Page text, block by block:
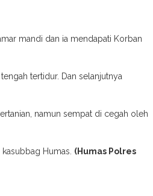
mandi dan ia mendapati Korban
tertidur. Dan selanjutnya
namun sempat di cegah oleh
Humas. (Humas Polres